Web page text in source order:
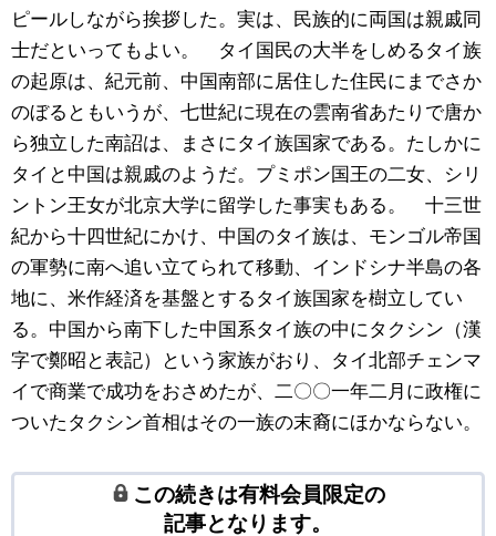
ピールしながら挨拶した。実は、民族的に両国は親戚同
士だといってもよい。 タイ国民の大半をしめるタイ族
の起原は、紀元前、中国南部に居住した住民にまでさか
のぼるともいうが、七世紀に現在の雲南省あたりで唐か
ら独立した南詔は、まさにタイ族国家である。たしかに
タイと中国は親戚のようだ。プミポン国王の二女、シリ
ントン王女が北京大学に留学した事実もある。 十三世
紀から十四世紀にかけ、中国のタイ族は、モンゴル帝国
の軍勢に南へ追い立てられて移動、インドシナ半島の各
地に、米作経済を基盤とするタイ族国家を樹立してい
る。中国から南下した中国系タイ族の中にタクシン（漢
字で鄭昭と表記）という家族がおり、タイ北部チェンマ
イで商業で成功をおさめたが、二〇〇一年二月に政権に
ついたタクシン首相はその一族の末裔にほかならない。
この続きは有料会員限定の
記事となります。